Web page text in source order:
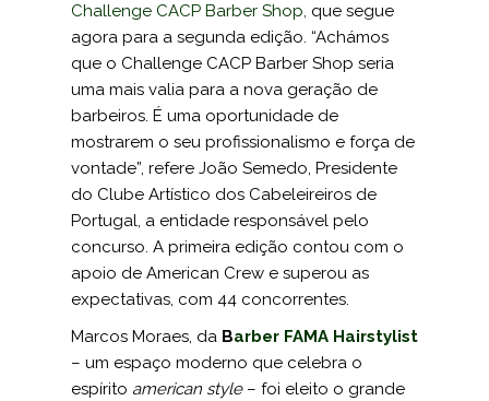
Challenge CACP Barber Shop, que segue
agora para a segunda edição. “Achámos
que o Challenge CACP Bar­ber Shop seria
uma mais valia para a nova geração de
barbeiros. É uma oportunidade de
mostrarem o seu profissionalismo e força de
vontade”, refere João Semedo, Presidente
do Clube Artístico dos Cabeleireiros de
Portugal, a entidade responsável pelo
concurso. A primeira edição con­tou com o
apoio de American Crew e superou as
expectativas, com 44 concorrentes.
Marcos Moraes, da Barber FAMA Hairstylist
– um espaço moderno que celebra o
espírito american style – foi eleito o grande